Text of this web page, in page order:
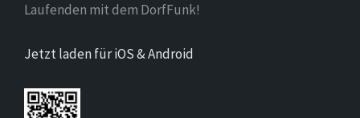
Laufenden mit dem DorfFunk!
Jetzt laden für iOS & Android